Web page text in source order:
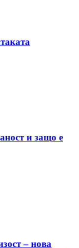
и защо е
– нова